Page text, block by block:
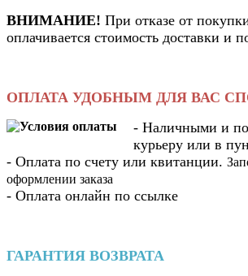
ВНИМАНИЕ! При отказе от
оплачивается стоимость доставки и
ОПЛАТА УДОБНЫМ ДЛЯ ВАС
- Наличными и по
курьеру или в
- Оплата по счету или квитанции.
оформлении заказа
- Оплата онлайн по ссылке
ГАРАНТИЯ ВОЗВРАТА